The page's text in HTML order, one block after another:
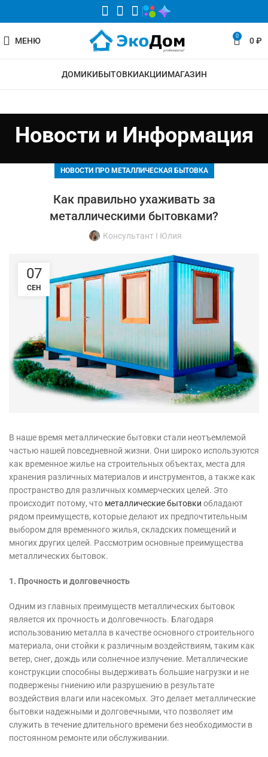
МЕНЮ 0 0₽
ДОМИКИБЫТОВКИАКЦИИМАГАЗИН
Новости и Информация
НОВОСТИ ПРО МЕТАЛЛИЧЕСКАЯ БЫТОВКА
Как правильно ухаживать за
металлическими бытовками?
Консультант I Юлия
07
СЕН
В наше время металлические бытовки стали неотъемлемой
частью нашей повседневной жизни. Они широко используются
как временное жилье на строительных объектах, места для
хранения различных материалов и инструментов, а также как
пространство для различных коммерческих целей. Это
происходит потому, что металлические бытовки обладают
рядом преимуществ, которые делают их предпочтительным
выбором для временного жилья, складских помещений и
многих других целей. Рассмотрим основные преимущества
металлических бытовок.
1. Прочность и долговечность
Одним из главных преимуществ металлических бытовок
является их прочность и долговечность. Благодаря
использованию металла в качестве основного строительного
материала, они стойки к различным воздействиям, таким как
ветер, снег, дождь или солнечное излучение. Металлические
конструкции способны выдерживать большие нагрузки и не
подвержены гниению или разрушению в результате
воздействия влаги или насекомых. Это делает металлические
бытовки надежными и долговечными, что позволяет им
служить в течение длительного времени без необходимости в
постоянном ремонте или обслуживании.